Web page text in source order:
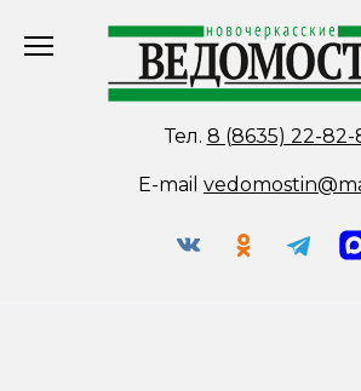
Тел. 8 (8635) 22-82-
E-mail